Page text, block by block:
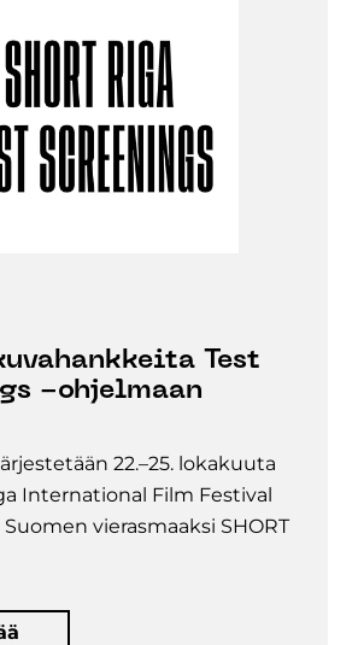
Test
-ohjelmaan
22.–25. lokakuuta
International Film Festival
vierasmaaksi SHORT